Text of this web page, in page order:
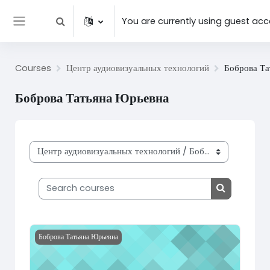
Skip to main content
Toggle search inputYou are currently using guest
Courses Центр аудиовизуальных технологий Боброва
Боброва Татьяна Юрьевна
Course categories
Search courses
Search
Course image Индивидуальный проект МЗМ_11
Боброва Татьяна Юрьевна